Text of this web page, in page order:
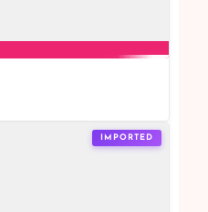
IMPORTED